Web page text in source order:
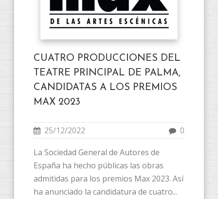
CUATRO PRODUCCIONES DEL
TEATRE PRINCIPAL DE PALMA,
CANDIDATAS A LOS PREMIOS
MAX 2023
25/12/2022 0
La Sociedad General de Autores de
España ha hecho públicas las obras
admitidas para los premios Max 2023. Así
ha anunciado la candidatura de cuatro...